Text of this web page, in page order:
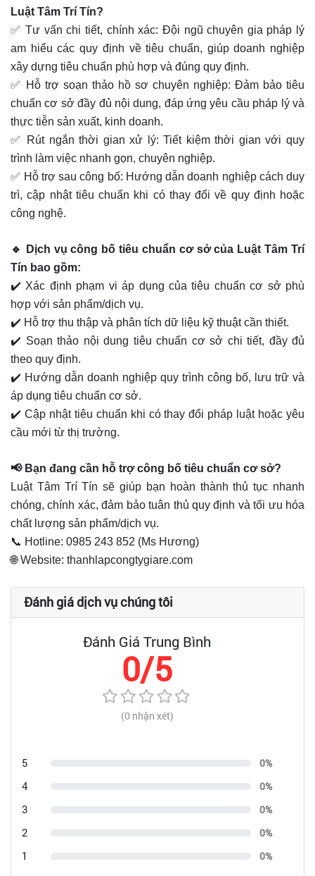
Luật Tâm Trí Tín?
✅ Tư vấn chi tiết, chính xác: Đội ngũ chuyên gia pháp lý
am hiểu các quy định về tiêu chuẩn, giúp doanh nghiệp
xây dựng tiêu chuẩn phù hợp và đúng quy định.
✅ Hỗ trợ soạn thảo hồ sơ chuyên nghiệp: Đảm bảo tiêu
chuẩn cơ sở đầy đủ nội dung, đáp ứng yêu cầu pháp lý và
thực tiễn sản xuất, kinh doanh.
✅ Rút ngắn thời gian xử lý: Tiết kiệm thời gian với quy
trình làm việc nhanh gọn, chuyên nghiệp.
✅ Hỗ trợ sau công bố: Hướng dẫn doanh nghiệp cách duy
trì, cập nhật tiêu chuẩn khi có thay đổi về quy định hoặc
công nghệ.
🔹 Dịch vụ công bố tiêu chuẩn cơ sở của Luật Tâm Trí
Tín bao gồm:
✔️ Xác định phạm vi áp dụng của tiêu chuẩn cơ sở phù
hợp với sản phẩm/dịch vụ.
✔️ Hỗ trợ thu thập và phân tích dữ liệu kỹ thuật cần thiết.
✔️ Soạn thảo nội dung tiêu chuẩn cơ sở chi tiết, đầy đủ
theo quy định.
✔️ Hướng dẫn doanh nghiệp quy trình công bố, lưu trữ và
áp dụng tiêu chuẩn cơ sở.
✔️ Cập nhật tiêu chuẩn khi có thay đổi pháp luật hoặc yêu
cầu mới từ thị trường.
📢 Bạn đang cần hỗ trợ công bố tiêu chuẩn cơ sở?
Luật Tâm Trí Tín sẽ giúp bạn hoàn thành thủ tục nhanh
chóng, chính xác, đảm bảo tuân thủ quy định và tối ưu hóa
chất lượng sản phẩm/dịch vụ.
📞 Hotline: 0985 243 852 (Ms Hương)
🌐 Website: thanhlapcongtygiare.com
Đánh giá dịch vụ chúng tôi
Đánh Giá Trung Bình
0/5
(0 nhận xét)
5 0%
4 0%
3 0%
2 0%
1 0%